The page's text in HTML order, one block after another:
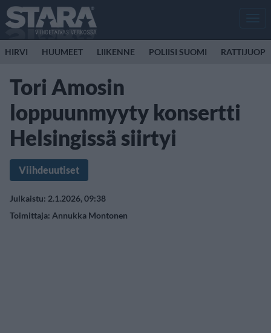
HIRVI HUUMEET LIIKENNE POLIISI SUOMI
Tori Amosin
loppuunmyyty konsertti
Helsingissä siirtyi
Viihdeuutiset
Julkaistu: 2.1.2026, 09:38
Toimittaja: Annukka Montonen